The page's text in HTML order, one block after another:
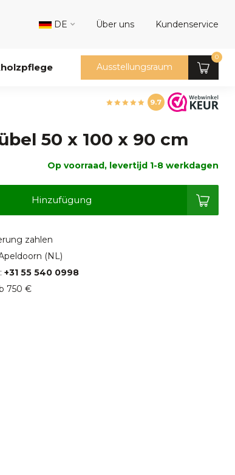
DE Über uns Kundenservice
Ausstellungsraum
0
9.7
50 x 100 x 90 cm
Op voorraad, levertijd 1-8 werkdagen
Hinzufügung
zahlen
(NL)
+31 55 540 0998
750 €